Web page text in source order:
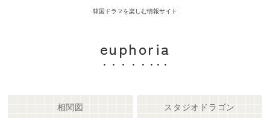
韓国ドラマを楽しむ情報サイト
euphoria
相関図 スタジオドラゴン